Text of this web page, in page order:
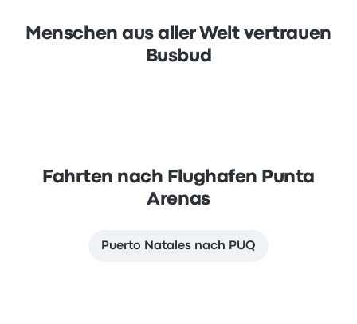
Menschen aus aller Welt vertrauen
Busbud
Fahrten nach Flughafen Punta
Arenas
Puerto Natales nach PUQ